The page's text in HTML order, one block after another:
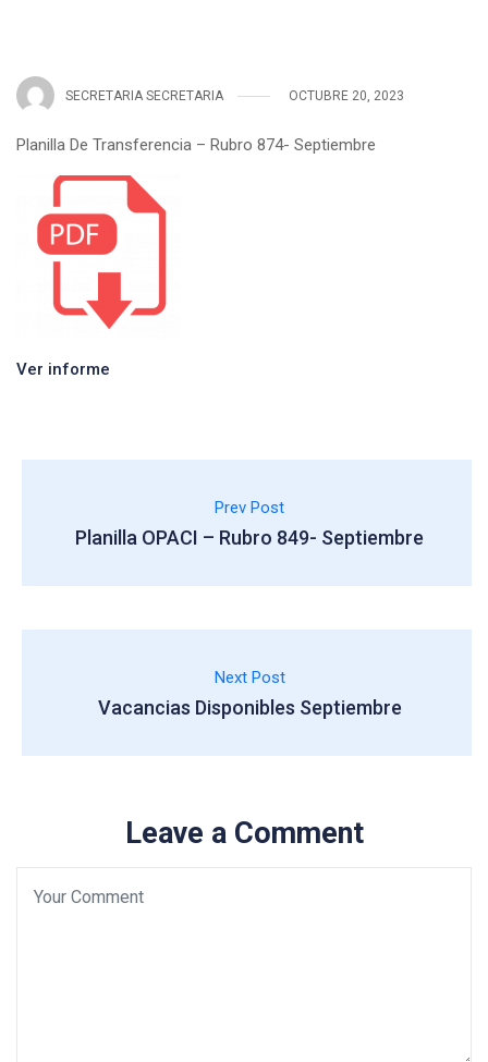
SECRETARIA SECRETARIA OCTUBRE 20, 2023
Planilla De Transferencia – Rubro 874- Septiembre
Ver informe
Prev Post
Planilla OPACI – Rubro 849- Septiembre
Next Post
Vacancias Disponibles Septiembre
Leave a Comment